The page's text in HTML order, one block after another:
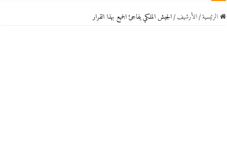
الرئيسية / اﻷرشيف / الجيش الملكي يفاجئ الجميع بهذا القرار